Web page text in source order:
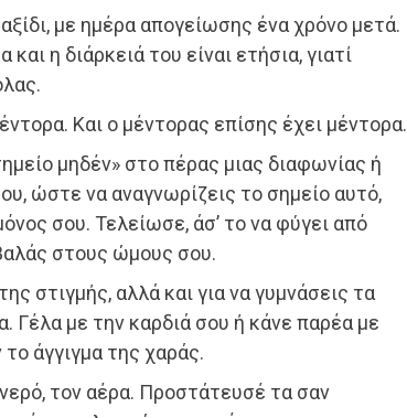
με ημέρα απογείωσης ένα χρόνο μετά.
η διάρκειά του είναι ετήσια, γιατί
Και ο μέντορας επίσης έχει μέντορα.
μηδέν» στο πέρας μιας διαφωνίας ή
ώστε να αναγνωρίζεις το σημείο αυτό,
σου. Τελείωσε, άσ’ το να φύγει από
στους ώμους σου.
στιγμής, αλλά και για να γυμνάσεις τα
Γέλα με την καρδιά σου ή κάνε παρέα με
άγγιγμα της χαράς.
τον αέρα. Προστάτευσέ τα σαν